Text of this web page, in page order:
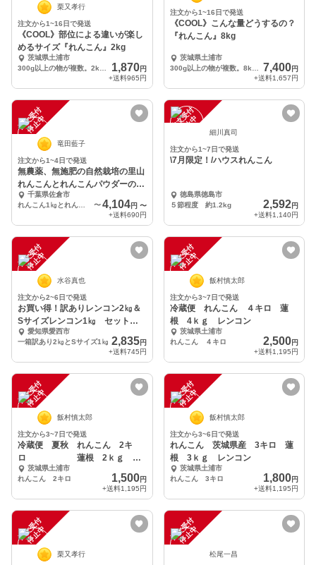
栗又孝行
注文から1~16日で発送
《COOL》部位による違いが楽し
めるサイズ『れんこん』2kg
茨城県土浦市
1,870円
+送料965円
注文から1~16日で発送
《COOL》こんな量どうするの？
『れんこん』8kg
茨城県土浦市
7,400円
+送料1,657円
注
文
受
付
停
止
中
竜田藍子
注文から1~4日で発送
無農薬、無施肥の自然栽培の里山
れんこんとれんこんパウダーのセ
ット千葉県佐倉市
〜 4,104円 〜
+送料690円
注
文
受
付
停
止
中 細川真司
注文から1~7日で発送
\7月限定！/ハウスれんこん
徳島県徳島市
５節程度 約1.2kg
2,592円
+送料1,140円
注
文
受
付
停
止
中
水谷真也
注文から2~6日で発送
お買い得！訳ありレンコン2㎏＆
Sサイズレンコン1㎏ セット販
売 愛知県愛西市
一箱訳あり2㎏とSサイズ1㎏ 2,835円
+送料745円
注
文
受
付
停
止
中
飯村慎太郎
注文から3~7日で発送
冷蔵便 れんこん ４キロ 蓮
根 4ｋｇ レンコン
茨城県土浦市
れんこん ４キロ
2,500円
+送料1,195円
注
文
受
付
停
止
中
飯村慎太郎
注文から3~7日で発送
冷蔵便 夏秋 れんこん 2キ
ロ 蓮根 2ｋｇ レ
ンコン
茨城県土浦市
れんこん 2キロ
1,500円
+送料1,195円
注
文
受
付
停
止
中
飯村慎太郎
注文から3~6日で発送
れんこん 茨城県産 3キロ 蓮
根 3ｋｇ レンコン
茨城県土浦市
れんこん 3キロ
1,800円
+送料1,195円
注
文
受
付
停
止
中
栗又孝行
注
文
受
付
停
止
中
松尾一昌